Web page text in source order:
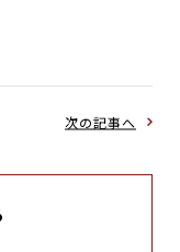
次の記事へ